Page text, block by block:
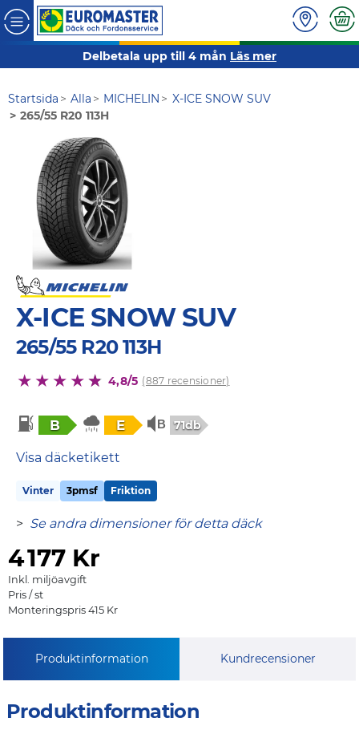
Delbetala upp till 4 mån Läs mer
Startsida Alla MICHELIN
X-ICE SNOW SUV
265/55 R20 113H
X-ICE SNOW SUV
265/55 R20 113H
4,8/5 (887 recensioner)
B E 71db
Visa däcketikett
Vinter 3pmsf Friktion
> Se andra dimensioner för detta däck
4177 Kr
Inkl. miljöavgift
Pris / st
Monteringspris 415 Kr
Produktinformation Kundrecensioner
Produktinformation